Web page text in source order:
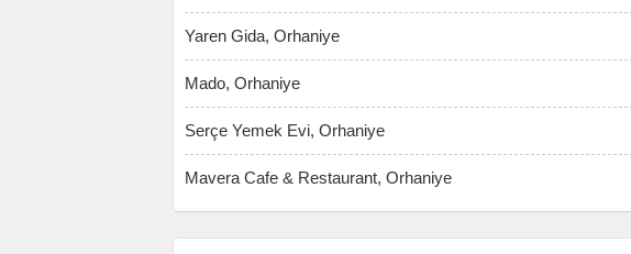
Yaren Gida, Orhaniye
Mado, Orhaniye
Serçe Yemek Evi, Orhaniye
Mavera Cafe & Restaurant, Orhaniye